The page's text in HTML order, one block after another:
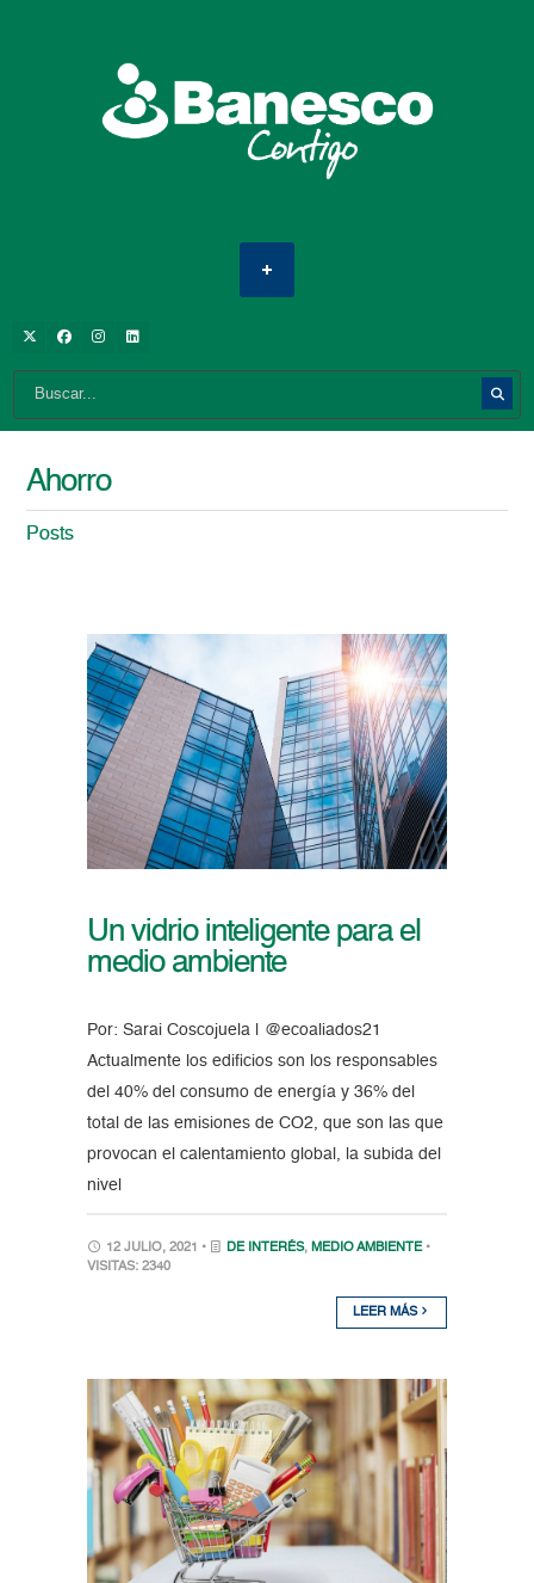
Ahorro
Posts
Un vidrio inteligente para el
medio ambiente
Por: Sarai Coscojuela | @ecoaliados21
Actualmente los edificios son los responsables
del 40% del consumo de energía y 36% del
total de las emisiones de CO2, que son las que
provocan el calentamiento global, la subida del
nivel
12 JULIO, 2021 • DE INTERÉS, MEDIO AMBIENTE •
VISITAS: 2340
LEER MÁS